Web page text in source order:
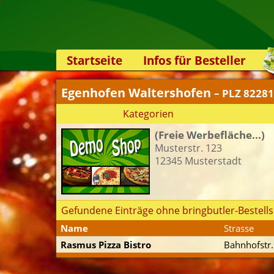
Startseite
Infos für Besteller
Lieferservice-App
Weiterempfehlen
Newsletter
Sicherheit
Kontakt
Egenhofen Waltershofen – PLZ 82281
Kategorien
(Freie Werbefläche...)
Musterstr. 123
12345 Musterstadt
Gefundene Einträge ohne bringbutler-
Name Strasse
Rasmus Pizza Bistro